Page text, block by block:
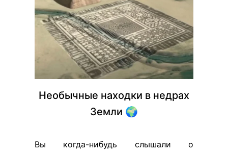
Необычные находки в недрах
Земли 🌍
Вы когда-нибудь слышали о